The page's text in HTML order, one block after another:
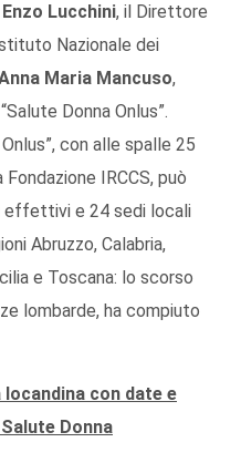
Enzo Lucchini, il Direttore
Nazionale dei
Maria Mancuso,
Donna Onlus”.
Onlus”, con alle spalle 25
IRCCS, può
effettivi e 24 sedi locali
Abruzzo, Calabria,
e Toscana: lo scorso
lombarde, ha compiuto
con date e
Donna